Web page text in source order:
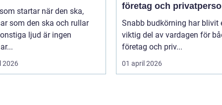
startar när den ska,
som den ska och rullar
ljud är ingen
2026
företag och
rätt lösning
Snabb budkörning har blivit
viktig del av vardagen för
företag och priv...
01 april 2026